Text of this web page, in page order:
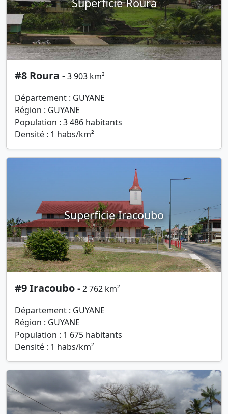
#8 Roura -3 903 km²
Département : GUYANE
Région : GUYANE
Population : 3 486 habitants
Densité : 1 habs/km²
Superficie Iracoubo
#9 Iracoubo -2 762 km²
Département : GUYANE
Région : GUYANE
Population : 1 675 habitants
Densité : 1 habs/km²